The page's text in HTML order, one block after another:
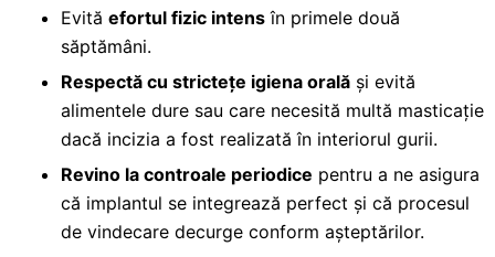
Evită efortul fizic intensîn primele două
săptămâni.
Respectă cu strictețe igiena oralăși evită
alimentele dure sau care necesită multă masticație
dacă incizia a fost realizată în interiorul gurii.
Revino la controale periodice pentru a ne asigura
că implantul se integrează perfect și că procesul
de vindecare decurge conform așteptărilor.